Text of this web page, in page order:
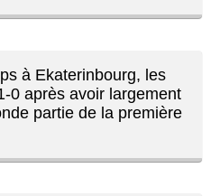
à Ekaterinbourg, les
0 après avoir largement
partie de la première